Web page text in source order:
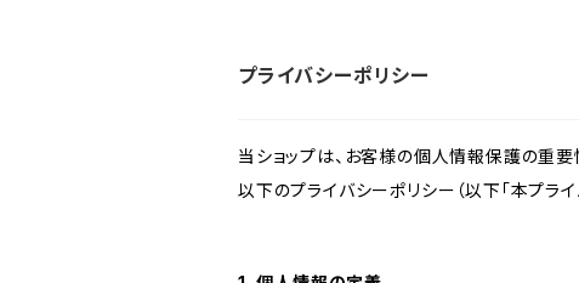
プライバシーポリシー
当ショップは、お客様の個人情報保護の重要
以下のプライバシーポリシー（以下「本プラ